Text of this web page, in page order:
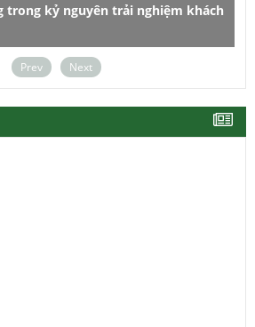
trong kỷ nguyên trải nghiệm khách
Prev Next